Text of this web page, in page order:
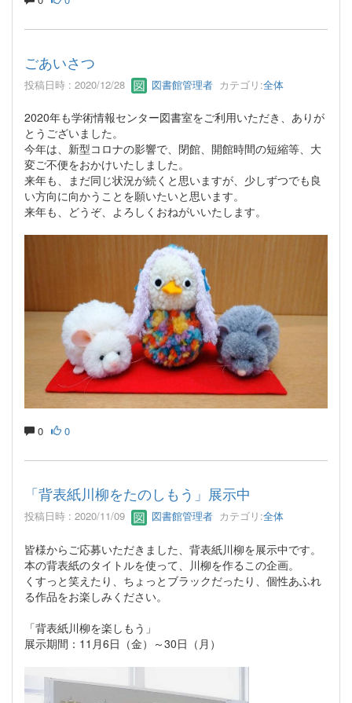
ごあいさつ
投稿日時 : 2020/12/28 図書館管理者 カテゴリ:全体
2020年も学術情報センター図書室をご利用いただき、ありが
とうございました。
今年は、新型コロナの影響で、閉館、開館時間の短縮等、大
変ご不便をおかけいたしました。
来年も、まだ同じ状況が続くと思いますが、少しずつでも良
い方向に向かうことを願いたいと思います。
来年も、どうぞ、よろしくおねがいいたします。
0 0
「背表紙川柳をたのしもう」展示中
投稿日時 : 2020/11/09 図書館管理者 カテゴリ:全体
皆様からご応募いただきました、背表紙川柳を展示中です。
本の背表紙のタイトルを使って、川柳を作るこの企画。
くすっと笑えたり、ちょっとブラックだったり、個性あふれ
る作品をお楽しみください。
「背表紙川柳を楽しもう」
展示期間：11月6日（金）～30日（月）